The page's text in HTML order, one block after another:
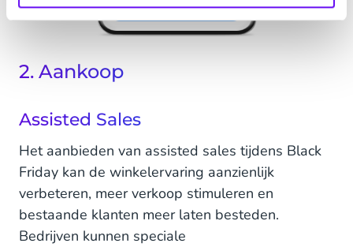
2. Aankoop
Assisted Sales
Het aanbieden van assisted sales tijdens Black
Friday kan de winkelervaring aanzienlijk
verbeteren, meer verkoop stimuleren en
bestaande klanten meer laten besteden.
Bedrijven kunnen speciale